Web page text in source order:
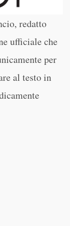
redatto
ufficiale che
per
al testo in